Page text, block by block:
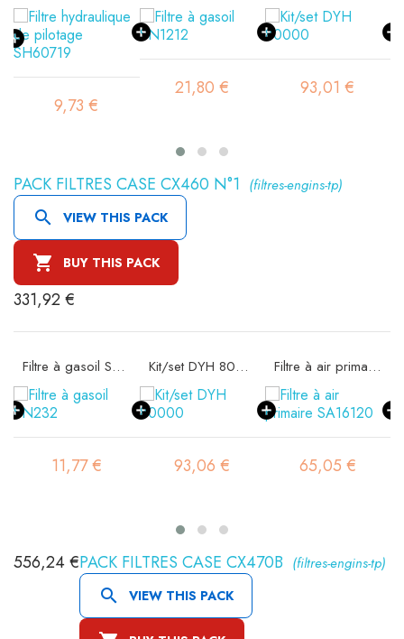
9,73 €
21,80 € 93,01 €
PACK FILTRES CASE CX460 N°1 (filtres-engins-tp)
 VIEW THIS PACK
 BUY THIS PACK
331,92 €
Filtre à gasoil SN232
11,77 €
Kit/set DYH 80000
93,06 €
Filtre à air primaire SA16120
65,05 €
PACK FILTRES CASE CX470B (filtres-engins-tp)
 VIEW THIS PACK
556,24 €